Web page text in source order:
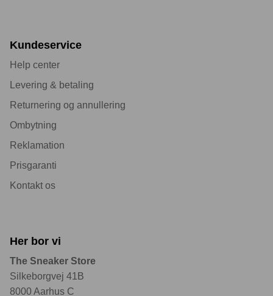
Kundeservice
Help center
Levering & betaling
Returnering og annullering
Ombytning
Reklamation
Prisgaranti
Kontakt os
Her bor vi
The Sneaker Store
Silkeborgvej 41B
8000 Aarhus C